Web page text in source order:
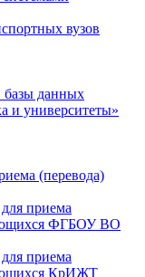
вузов
данных
и университеты»
(перевода)
приема
ФГБОУ ВО
приема
КрИЖТ